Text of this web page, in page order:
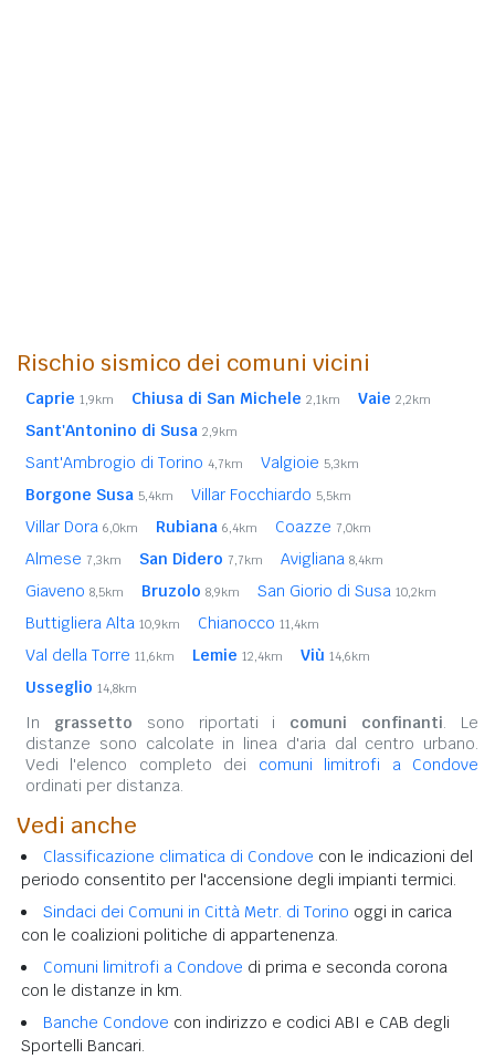
Rischio sismico dei comuni vicini
Caprie 1,9km Chiusa di San Michele 2,1km Vaie 2,2km
Sant'Antonino di Susa 2,9km
Sant'Ambrogio di Torino 4,7km Valgioie 5,3km
Borgone Susa 5,4km Villar Focchiardo 5,5km
Villar Dora 6,0km Rubiana 6,4km Coazze 7,0km
Almese 7,3km San Didero 7,7km Avigliana 8,4km
Giaveno 8,5km Bruzolo 8,9km San Giorio di Susa 10,2km
Buttigliera Alta 10,9km Chianocco 11,4km
Val della Torre 11,6km Lemie 12,4km Viù 14,6km
Usseglio 14,8km
In grassetto sono riportati i comuni confinanti. Le
distanze sono calcolate in linea d'aria dal centro urbano.
Vedi l'elenco completo dei comuni limitrofi a Condove
ordinati per distanza.
Vedi anche
Classificazione climatica di Condove con le indicazioni del
periodo consentito per l'accensione degli impianti termici.
Sindaci dei Comuni in Città Metr. di Torino oggi in carica
con le coalizioni politiche di appartenenza.
Comuni limitrofi a Condove di prima e seconda corona
con le distanze in km.
Banche Condove con indirizzo e codici ABI e CAB degli
Sportelli Bancari.